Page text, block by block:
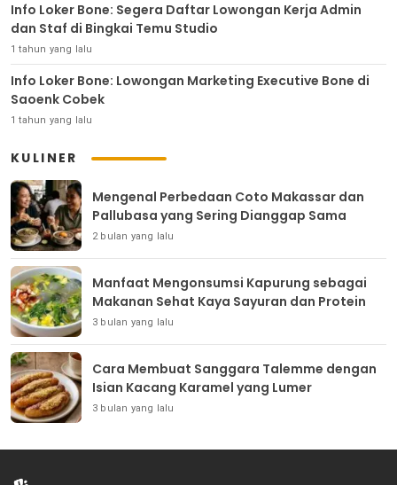
Info Loker Bone: Segera Daftar Lowongan Kerja Admin
dan Staf di Bingkai Temu Studio
1 tahun yang lalu
Info Loker Bone: Lowongan Marketing Executive Bone di
Saoenk Cobek
1 tahun yang lalu
KULINER
Mengenal Perbedaan Coto Makassar dan
Pallubasa yang Sering Dianggap Sama
2 bulan yang lalu
Manfaat Mengonsumsi Kapurung sebagai
Makanan Sehat Kaya Sayuran dan Protein
3 bulan yang lalu
Cara Membuat Sanggara Talemme dengan
Isian Kacang Karamel yang Lumer
3 bulan yang lalu